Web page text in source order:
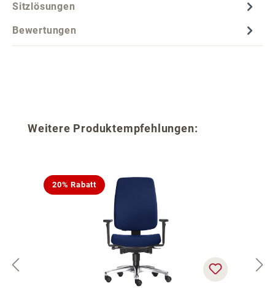
Sitzlösungen
Bewertungen
Produktgalerie überspringen
Weitere Produktempfehlungen:
20% Rabatt